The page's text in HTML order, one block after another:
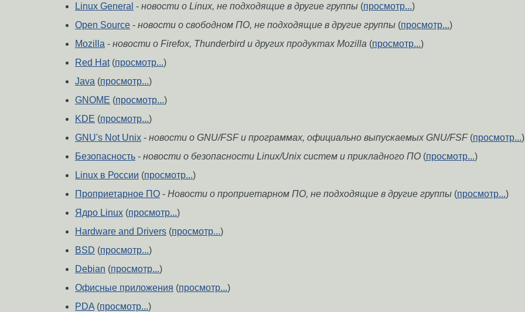
Linux General - новости о Linux, не подходящие в другие группы (просмотр...)
Open Source - новости о свободном ПО, не подходящие в другие группы (просмотр...)
Mozilla - новости о Firefox, Thunderbird и других продуктах Mozilla (просмотр...)
Red Hat(просмотр...)
Java (просмотр...)
GNOME (просмотр...)
KDE (просмотр...)
GNU's Not Unix - новости о GNU/FSF и программах, официально выпускаемых GNU/FSF(просмотр...)
Безопасность - новости о безопасности Linux/Unix систем и прикладного ПО (просмотр...)
Linux в России (просмотр...)
Проприетарное ПО - Новости о проприетарном ПО, не подходящие в другие группы (просмотр...)
Ядро Linux (просмотр...)
Hardware and Drivers (просмотр...)
BSD (просмотр...)
Debian (просмотр...)
Офисные приложения (просмотр...)
PDA (просмотр...)